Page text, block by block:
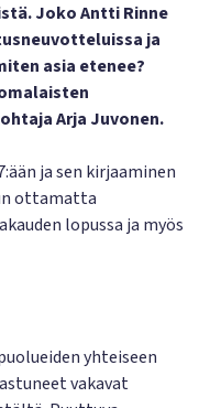
Joko Antti Rinne
ja
asia etenee?
Arja Juvonen.
ja sen kirjaaminen
ottamatta
lopussa ja myös
yhteiseen
vakavat